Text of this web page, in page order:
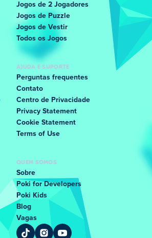
Jogos de 2 Jogadores
Jogos de Puzzle
Jogos de Vestir
Todos os Jogos
AJUDA E SUPORTE
Perguntas frequentes
Contato
Centro de Privacidade
Privacy Statement
Cookie Statement
Terms of Use
QUEM SOMOS
Sobre
Poki for Developers
Poki Kids
Blog
Vagas